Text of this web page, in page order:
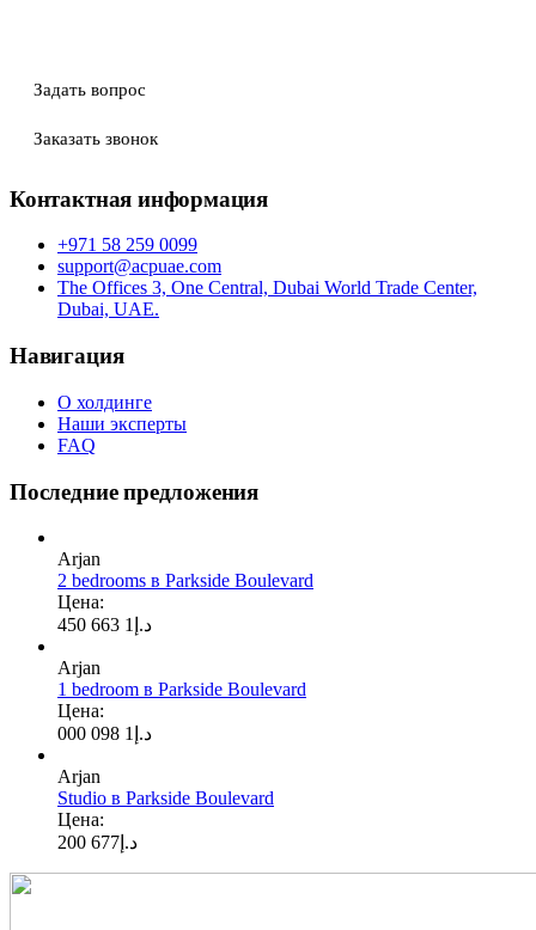
Задать вопрос
Заказать звонок
Контактная информация
+971 58 259 0099
support@acpuae.com
The Offices 3, One Central, Dubai World Trade Center,
Dubai, UAE.
Навигация
О холдинге
Наши эксперты
FAQ
Последние предложения
Arjan
2 bedrooms в Parkside Boulevard
Цена:
د.إ 1 663 450
Arjan
1 bedroom в Parkside Boulevard
Цена:
د.إ 1 098 000
Arjan
Studio в Parkside Boulevard
Цена:
د.إ 677 200